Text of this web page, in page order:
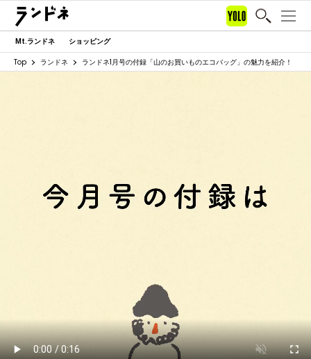
Mt.ランドネ ショッピング
Top ランドネ ランドネ1月号の付録「山のお買いものエコバッグ」の魅力を紹介！